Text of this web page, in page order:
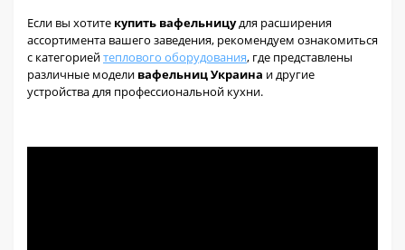
Если вы хотите купить вафельницудля расширения
ассортимента вашего заведения, рекомендуем ознакомиться
с категориейтеплового оборудования, где представлены
различные модели вафельниц Украина и другие
устройства для профессиональной кухни.